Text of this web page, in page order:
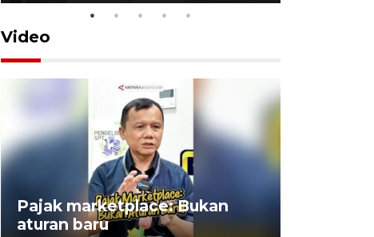
Video
Pajak marketplace: Bukan
aturan baru